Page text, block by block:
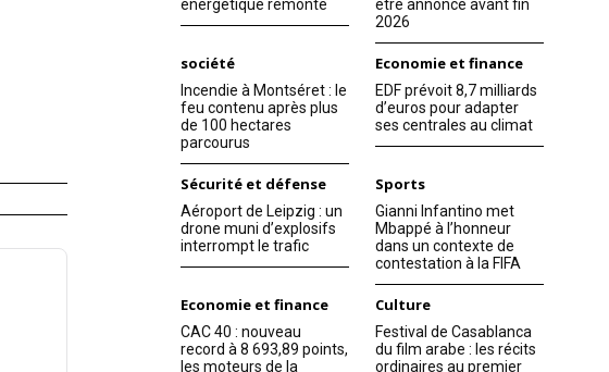
énergétique remonte
être annoncé avant fin
2026
société
Incendie à Montséret : le
feu contenu après plus
de 100 hectares
parcourus
Economie et finance
EDF prévoit 8,7 milliards
d’euros pour adapter
ses centrales au climat
Sécurité et défense
Aéroport de Leipzig : un
drone muni d’explosifs
interrompt le trafic
Sports
Gianni Infantino met
Mbappé à l’honneur
dans un contexte de
contestation à la FIFA
Economie et finance
CAC 40 : nouveau
record à 8 693,89 points,
les moteurs de la
Culture
Festival de Casablanca
du film arabe : les récits
ordinaires au premier